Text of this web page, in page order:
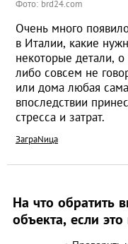
Фото: brd24.com
Очень много
в Италии, какие
некоторые детали,
либо совсем не
или дома любая
впоследствии
стресса и затрат.
ЗаграNица
На что обратить
объекта, если